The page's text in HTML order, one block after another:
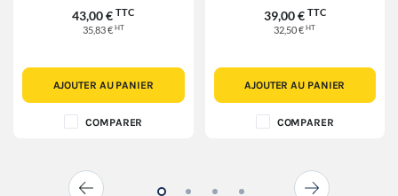
43,00 € TTC
35,83 € HT
AJOUTER AU PANIER
COMPARER
39,00 € TTC
32,50 €HT
AJOUTER AU PANIER
COMPARER